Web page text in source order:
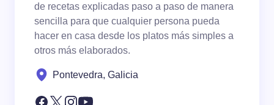
de recetas explicadas paso a paso de manera
sencilla para que cualquier persona pueda
hacer en casa desde los platos más simples a
otros más elaborados.
Pontevedra, Galicia